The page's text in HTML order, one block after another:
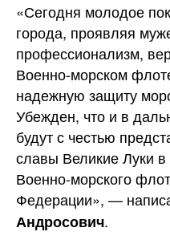
«Сегодня молодое
города, проявляя
профессионализм,
Военно-морском
надежную защиту
Убежден, что и в
будут с честью
славы Великие Луки в
Военно-морского
Федерации», —
Андросович.